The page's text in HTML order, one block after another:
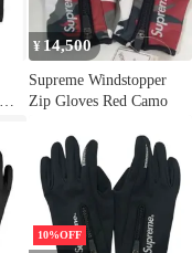
¥ 14,500
Supreme Windstopper
Zip Gloves Red Camo
10%OFF